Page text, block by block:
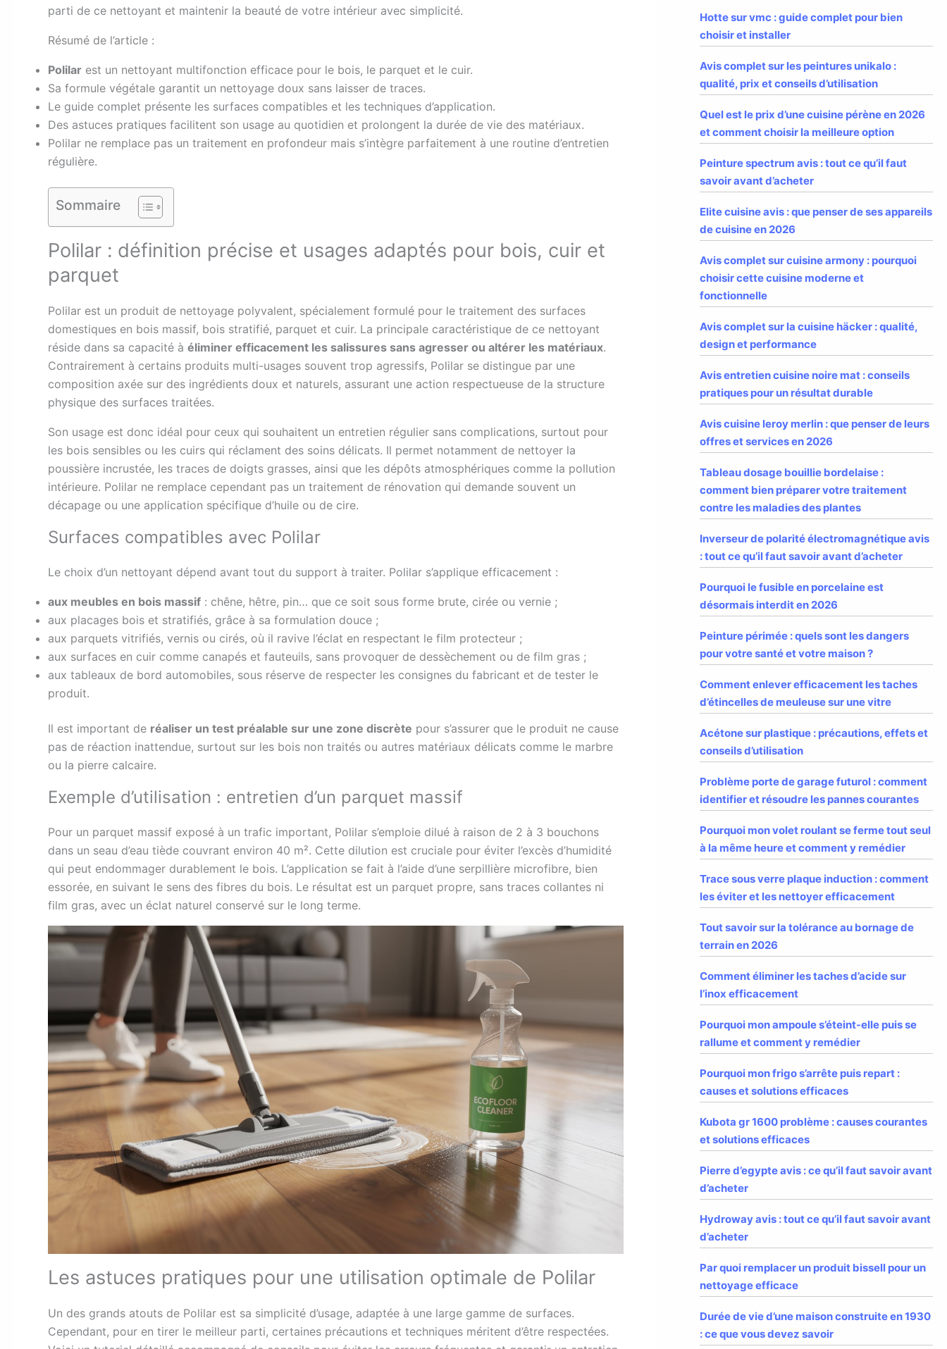
parti de ce nettoyant et maintenir la beauté de votre intérieur avec simplicité.
Résumé de l’article :
Polilar est un nettoyant multifonction efficace pour le bois, le parquet et le cuir.
Sa formule végétale garantit un nettoyage doux sans laisser de traces.
Le guide complet présente les surfaces compatibles et les techniques d’application.
Des astuces pratiques facilitent son usage au quotidien et prolongent la durée de vie des matériaux.
Polilar ne remplace pas un traitement en profondeur mais s’intègre parfaitement à une routine d’entretien
régulière.
Sommaire
Polilar : définition précise et usages adaptés pour bois, cuir et
parquet
Polilar est un produit de nettoyage polyvalent, spécialement formulé pour le traitement des surfaces
domestiques en bois massif, bois stratifié, parquet et cuir. La principale caractéristique de ce nettoyant
réside dans sa capacité à éliminer efficacement les salissures sans agresser ou altérer les matériaux.
Contrairement à certains produits multi-usages souvent trop agressifs, Polilar se distingue par une
composition axée sur des ingrédients doux et naturels, assurant une action respectueuse de la structure
physique des surfaces traitées.
Son usage est donc idéal pour ceux qui souhaitent un entretien régulier sans complications, surtout pour
les bois sensibles ou les cuirs qui réclament des soins délicats. Il permet notamment de nettoyer la
poussière incrustée, les traces de doigts grasses, ainsi que les dépôts atmosphériques comme la pollution
intérieure. Polilar ne remplace cependant pas un traitement de rénovation qui demande souvent un
décapage ou une application spécifique d’huile ou de cire.
Surfaces compatibles avec Polilar
Le choix d’un nettoyant dépend avant tout du support à traiter. Polilar s’applique efficacement :
aux meubles en bois massif : chêne, hêtre, pin… que ce soit sous forme brute, cirée ou vernie ;
aux placages bois et stratifiés, grâce à sa formulation douce ;
aux parquets vitrifiés, vernis ou cirés, où il ravive l’éclat en respectant le film protecteur ;
aux surfaces en cuir comme canapés et fauteuils, sans provoquer de dessèchement ou de film gras ;
aux tableaux de bord automobiles, sous réserve de respecter les consignes du fabricant et de tester le
produit.
Il est important de réaliser un test préalable sur une zone discrète pour s’assurer que le produit ne cause
pas de réaction inattendue, surtout sur les bois non traités ou autres matériaux délicats comme le marbre
ou la pierre calcaire.
Exemple d’utilisation : entretien d’un parquet massif
Pour un parquet massif exposé à un trafic important, Polilar s’emploie dilué à raison de 2 à 3 bouchons
dans un seau d’eau tiède couvrant environ 40 m². Cette dilution est cruciale pour éviter l’excès d’humidité
qui peut endommager durablement le bois. L’application se fait à l’aide d’une serpillière microfibre, bien
essorée, en suivant le sens des fibres du bois. Le résultat est un parquet propre, sans traces collantes ni
film gras, avec un éclat naturel conservé sur le long terme.
Les astuces pratiques pour une utilisation optimale de Polilar
Un des grands atouts de Polilar est sa simplicité d’usage, adaptée à une large gamme de surfaces.
Cependant, pour en tirer le meilleur parti, certaines précautions et techniques méritent d’être respectées.
Hotte sur vmc : guide complet pour bien
choisir et installer
Avis complet sur les peintures unikalo :
qualité, prix et conseils d’utilisation
Quel est le prix d’une cuisine pérène en 2026
et comment choisir la meilleure option
Peinture spectrum avis : tout ce qu’il faut
savoir avant d’acheter
Elite cuisine avis : que penser de ses appareils
de cuisine en 2026
Avis complet sur cuisine armony : pourquoi
choisir cette cuisine moderne et
fonctionnelle
Avis complet sur la cuisine häcker : qualité,
design et performance
Avis entretien cuisine noire mat : conseils
pratiques pour un résultat durable
Avis cuisine leroy merlin : que penser de leurs
offres et services en 2026
Tableau dosage bouillie bordelaise :
comment bien préparer votre traitement
contre les maladies des plantes
Inverseur de polarité électromagnétique avis
: tout ce qu’il faut savoir avant d’acheter
Pourquoi le fusible en porcelaine est
désormais interdit en 2026
Peinture périmée : quels sont les dangers
pour votre santé et votre maison ?
Comment enlever efficacement les taches
d’étincelles de meuleuse sur une vitre
Acétone sur plastique : précautions, effets et
conseils d’utilisation
Problème porte de garage futurol : comment
identifier et résoudre les pannes courantes
Pourquoi mon volet roulant se ferme tout seul
à la même heure et comment y remédier
Trace sous verre plaque induction : comment
les éviter et les nettoyer efficacement
Tout savoir sur la tolérance au bornage de
terrain en 2026
Comment éliminer les taches d’acide sur
l’inox efficacement
Pourquoi mon ampoule s’éteint-elle puis se
rallume et comment y remédier
Pourquoi mon frigo s’arrête puis repart :
causes et solutions efficaces
Kubota gr 1600 problème : causes courantes
et solutions efficaces
Pierre d’egypte avis : ce qu’il faut savoir avant
d’acheter
Hydroway avis : tout ce qu’il faut savoir avant
d’acheter
Par quoi remplacer un produit bissell pour un
nettoyage efficace
Durée de vie d’une maison construite en 1930
: ce que vous devez savoir